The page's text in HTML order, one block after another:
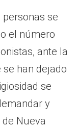
se
el número
ante la
han dejado
se
y
Nueva